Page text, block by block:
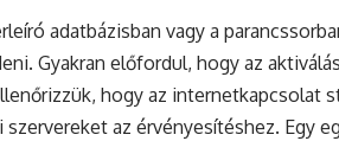
adatbázisban vagy a
Gyakran előfordul, hogy az
hogy az internetkapcsolat
az érvényesítéshez. Egy